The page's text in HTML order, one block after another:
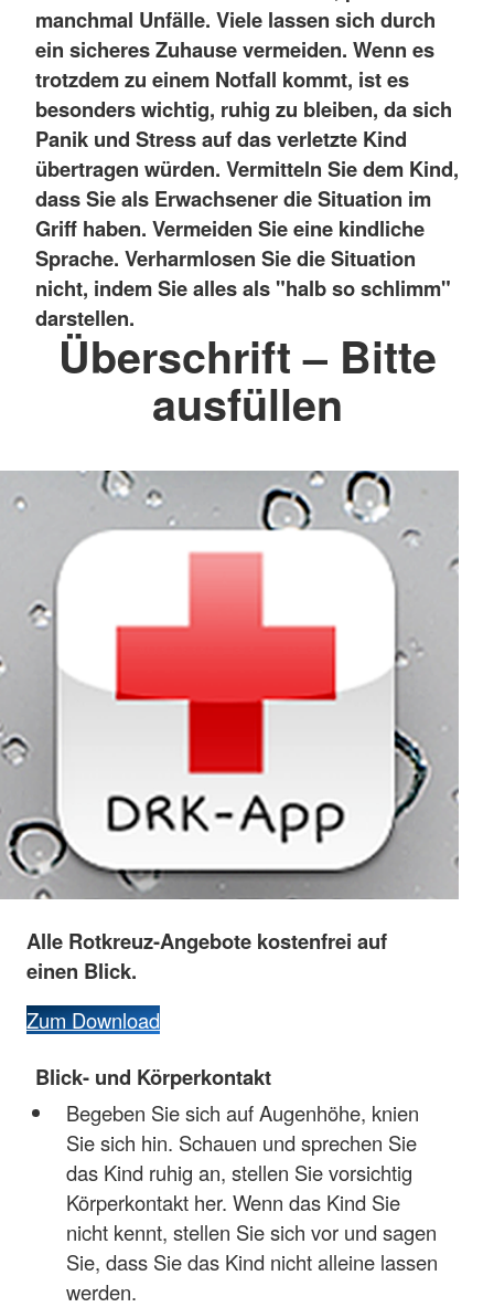
manchmal Unfälle. Viele lassen sich durch
ein sicheres Zuhause vermeiden. Wenn es
trotzdem zu einem Notfall kommt, ist es
besonders wichtig, ruhig zu bleiben, da sich
Panik und Stress auf das verletzte Kind
übertragen würden. Vermitteln Sie dem Kind,
dass Sie als Erwachsener die Situation im
Griff haben. Vermeiden Sie eine kindliche
Sprache. Verharmlosen Sie die Situation
nicht, indem Sie alles als "halb so schlimm"
darstellen.
Überschrift – Bitte
ausfüllen
Alle Rotkreuz-Angebote kostenfrei auf
einen Blick.
Zum Download
Blick- und Körperkontakt
Begeben Sie sich auf Augenhöhe, knien
Sie sich hin. Schauen und sprechen Sie
das Kind ruhig an, stellen Sie vorsichtig
Körperkontakt her. Wenn das Kind Sie
nicht kennt, stellen Sie sich vor und sagen
Sie, dass Sie das Kind nicht alleine lassen
werden.